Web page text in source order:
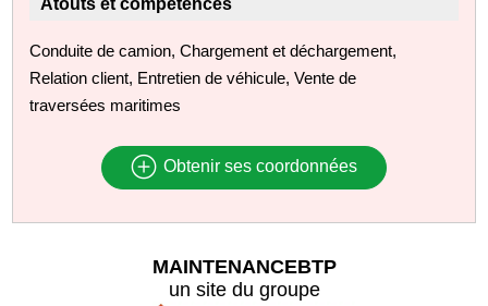
Conduite de camion, Chargement et déchargement,
Relation client, Entretien de véhicule, Vente de
traversées maritimes
Obtenir ses coordonnées
MAINTENANCEBTP
un site du groupe